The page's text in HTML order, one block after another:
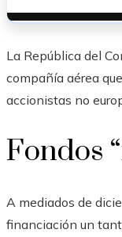
La República del
compañía aérea
accionistas no
Fondos
A mediados de
financiación un